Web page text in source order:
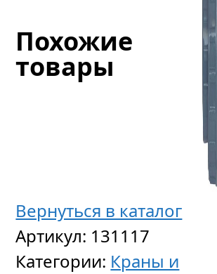
Вернуться в каталог
Артикул: 131117
Категории: Краны и
Похожие
товары